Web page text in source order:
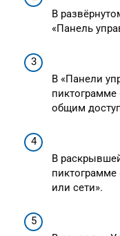
В
«Панель
В «Панели
пиктограмме
общим
В
или сети».